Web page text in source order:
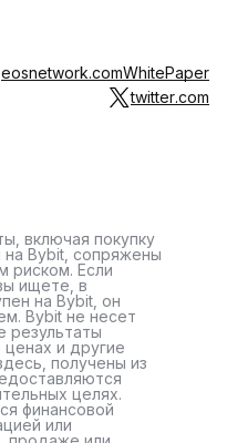
полностью понять его
хорошо разобраться
консенсуса.
совершенно новых
до 1
используя
очень безопасна:
или
их при
eosnetwork.comWhitePaper
twitter.com
включая покупку
Bybit, сопряжены
риском. Если
ищете, в
на Bybit, он
Bybit не несет
результаты
и другие
получены из
целях.
финансовой
или